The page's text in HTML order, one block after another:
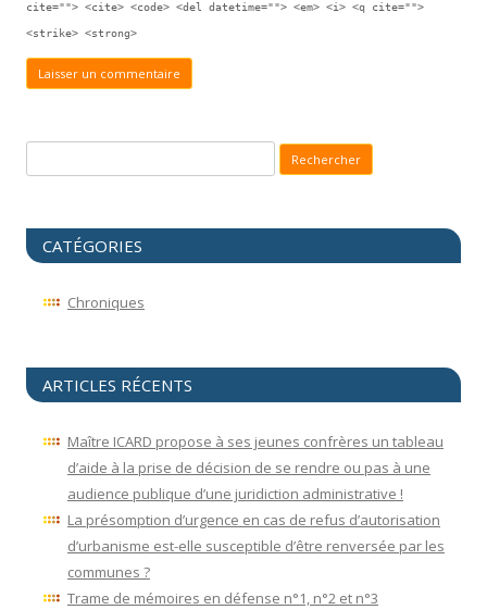
cite=""> <cite> <code> <del datetime=""> <em> <i> <q cite="">
<strike> <strong>
CATÉGORIES
Chroniques
ARTICLES RÉCENTS
Maître ICARD propose à ses jeunes confrères un tableau
d’aide à la prise de décision de se rendre ou pas à une
audience publique d’une juridiction administrative !
La présomption d’urgence en cas de refus d’autorisation
d’urbanisme est-elle susceptible d’être renversée par les
communes ?
Trame de mémoires en défense n°1, n°2 et n°3